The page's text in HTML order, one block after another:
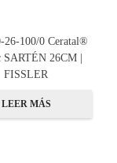
26-100/0 Ceratal®
SARTÉN 26CM |
FISSLER
LEER MÁS